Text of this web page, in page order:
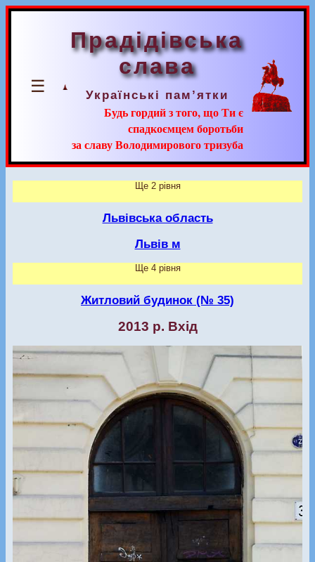
☰
Прадідівська
слава
Українські пам’ятки
Будь гордий з того, що Ти є
спадкоємцем боротьби
за славу Володимирового тризуба
Ще 2 рівня
Львівська область
Львів м
Ще 4 рівня
Житловий будинок (№ 35)
2013 р. Вхід